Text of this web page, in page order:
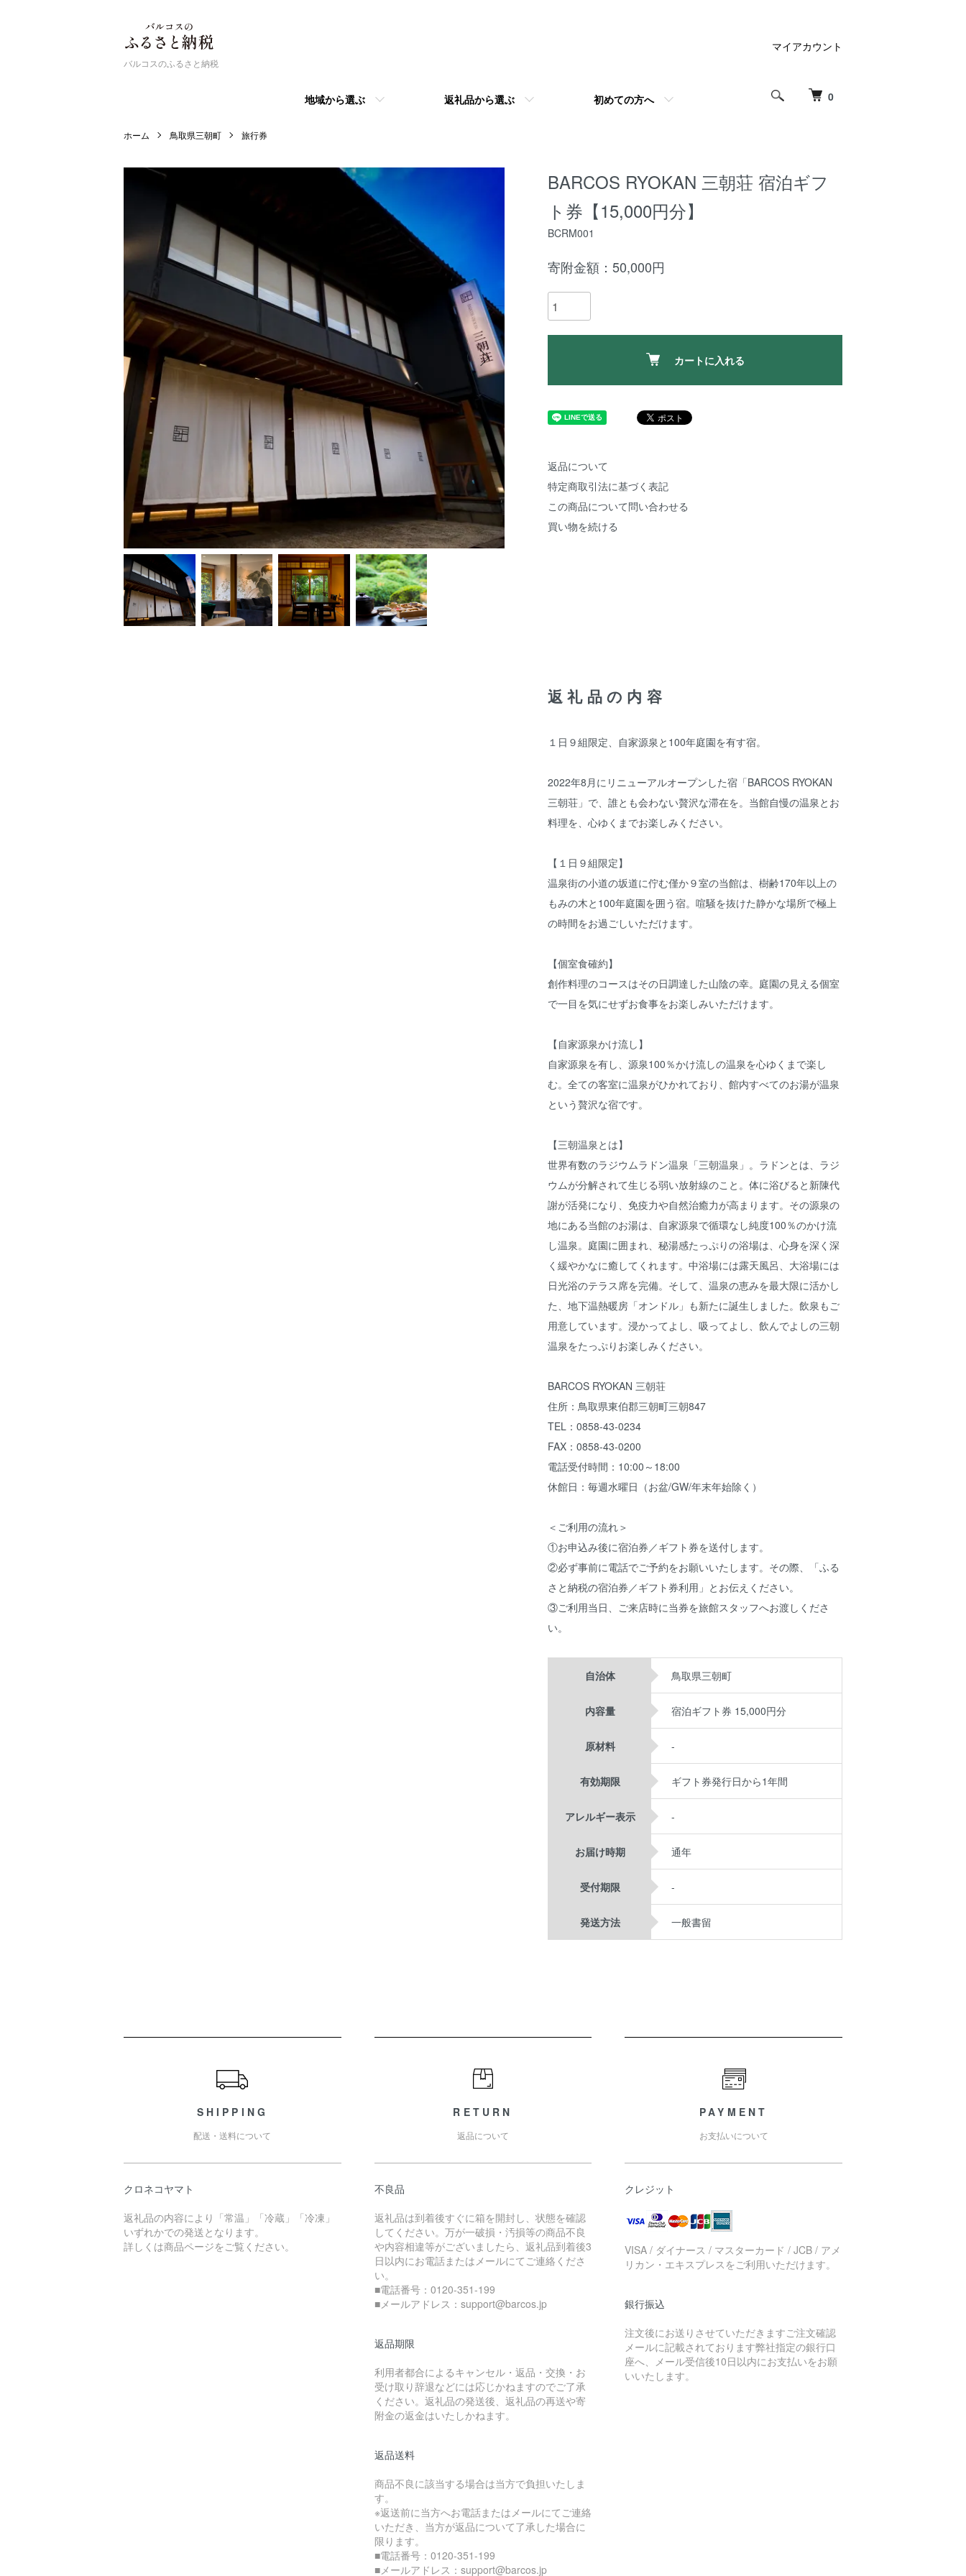
バルコスのふるさと納税
0
地域から選ぶ 返礼品から選ぶ 初めての方へ
マイアカウント
ホーム 鳥取県三朝町 旅行券
BARCOS RYOKAN 三朝荘 宿泊ギフ
ト券【15,000円分】
BCRM001
寄附金額：50,000円
カートに入れる
返品について
特定商取引法に基づく表記
この商品について問い合わせる
買い物を続ける
返礼品の内容
１日９組限定、自家源泉と100年庭園を有す宿。
2022年8月にリニューアルオープンした宿「BARCOS RYOKAN
三朝荘」で、誰とも会わない贅沢な滞在を。当館自慢の温泉とお
料理を、心ゆくまでお楽しみください。
【１日９組限定】
温泉街の小道の坂道に佇む僅か９室の当館は、樹齢170年以上の
もみの木と100年庭園を囲う宿。喧騒を抜けた静かな場所で極上
の時間をお過ごしいただけます。
【個室食確約】
創作料理のコースはその日調達した山陰の幸。庭園の見える個室
で一目を気にせずお食事をお楽しみいただけます。
【自家源泉かけ流し】
自家源泉を有し、源泉100％かけ流しの温泉を心ゆくまで楽し
む。全ての客室に温泉がひかれており、館内すべてのお湯が温泉
という贅沢な宿です。
【三朝温泉とは】
世界有数のラジウムラドン温泉「三朝温泉」。ラドンとは、ラジ
ウムが分解されて生じる弱い放射線のこと。体に浴びると新陳代
謝が活発になり、免疫力や自然治癒力が高まります。その源泉の
地にある当館のお湯は、自家源泉で循環なし純度100％のかけ流
し温泉。庭園に囲まれ、秘湯感たっぷりの浴場は、心身を深く深
く緩やかなに癒してくれます。中浴場には露天風呂、大浴場には
日光浴のテラス席を完備。そして、温泉の恵みを最大限に活かし
た、地下温熱暖房「オンドル」も新たに誕生しました。飲泉もご
用意しています。浸かってよし、吸ってよし、飲んでよしの三朝
温泉をたっぷりお楽しみください。
BARCOS RYOKAN 三朝荘
住所：鳥取県東伯郡三朝町三朝847
TEL：0858-43-0234
FAX：0858-43-0200
電話受付時間：10:00～18:00
休館日：毎週水曜日（お盆/GW/年末年始除く）
＜ご利用の流れ＞
①お申込み後に宿泊券／ギフト券を送付します。
②必ず事前に電話でご予約をお願いいたします。その際、「ふる
さと納税の宿泊券／ギフト券利用」とお伝えください。
③ご利用当日、ご来店時に当券を旅館スタッフへお渡しくださ
い。
自治体 鳥取県三朝町
内容量 宿泊ギフト券 15,000円分
原材料 -
有効期限 ギフト券発行日から1年間
アレルギー表示 -
お届け時期 通年
受付期限 -
発送方法 一般書留
SHIPPING
配送・送料について
クロネコヤマト
返礼品の内容により「常温」「冷蔵」「冷凍」
いずれかでの発送となります。
詳しくは商品ページをご覧ください。
RETURN
返品について
不良品
返礼品は到着後すぐに箱を開封し、状態を確認
してください。万が一破損・汚損等の商品不良
や内容相違等がございましたら、返礼品到着後3
日以内にお電話またはメールにてご連絡くださ
い。
■電話番号：0120-351-199
■メールアドレス：support@barcos.jp
返品期限
利用者都合によるキャンセル・返品・交換・お
受け取り辞退などには応じかねますのでご了承
ください。返礼品の発送後、返礼品の再送や寄
附金の返金はいたしかねます。
返品送料
商品不良に該当する場合は当方で負担いたしま
す。
※返送前に当方へお電話またはメールにてご連絡
いただき、当方が返品について了承した場合に
限ります。
■電話番号：0120-351-199
■メールアドレス：support@barcos.jp
PAYMENT
お支払いについて
クレジット
VISA / ダイナース / マスターカード / JCB / アメ
リカン・エキスプレスをご利用いただけます。
銀行振込
注文後にお送りさせていただきますご注文確認
メールに記載されております弊社指定の銀行口
座へ、メール受信後10日以内にお支払いをお願
いいたします。